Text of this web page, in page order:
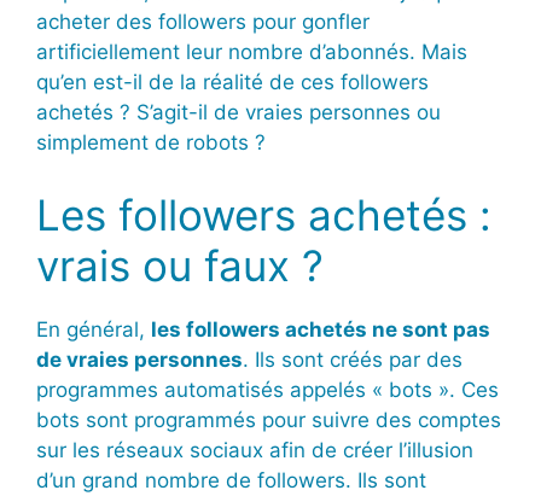
acheter des followers pour gonfler
artificiellement leur nombre d’abonnés. Mais
qu’en est-il de la réalité de ces followers
achetés ? S’agit-il de vraies personnes ou
simplement de robots ?
Les followers achetés :
vrais ou faux ?
En général, les followers achetés ne sont pas
de vraies personnes. Ils sont créés par des
programmes automatisés appelés « bots ». Ces
bots sont programmés pour suivre des comptes
sur les réseaux sociaux afin de créer l’illusion
d’un grand nombre de followers. Ils sont